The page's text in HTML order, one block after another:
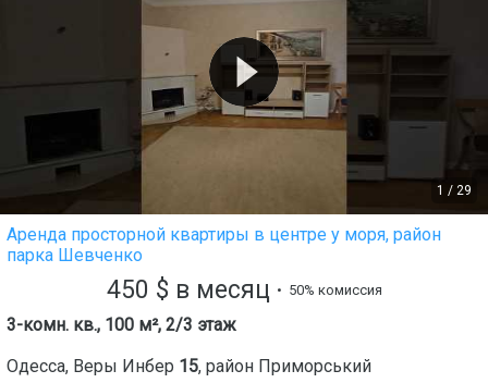
1 / 29
Аренда просторной квартиры в центре у моря, район
парка Шевченко
450 $ в месяц • 50% комиссия
3-комн. кв., 100 м², 2/3 этаж
Одесса, Веры Инбер 15, район Приморський